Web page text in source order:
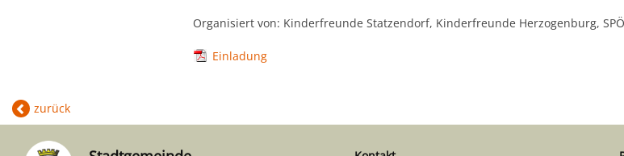
Organisiert von: Kinderfreunde Statzendorf, Kinderfreunde Herzogenburg,
Einladung
zurück